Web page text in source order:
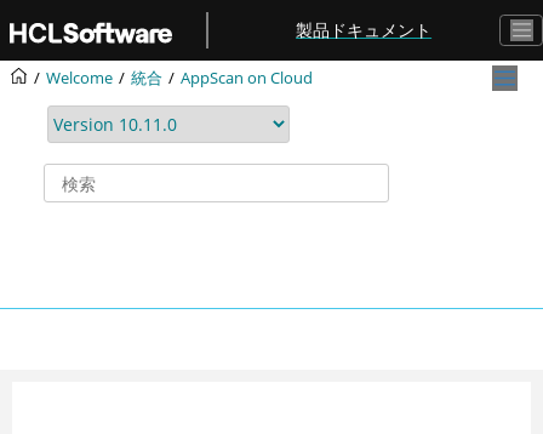
メインコンテンツにジャンプ
製品ドキュメント
Welcome 統合 AppScan on Cloud